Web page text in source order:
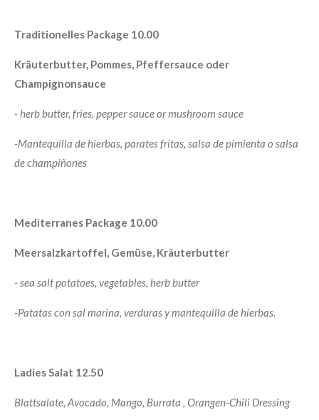
Traditionelles Package 10.00
Kräuterbutter, Pommes, Pfeffersauce oder
Champignonsauce
- herb butter, fries, pepper sauce or mushroom sauce
-Mantequilla de hierbas, parates fritas, salsa de pimienta o salsa
de champiñones
Mediterranes Package 10.00
Meersalzkartoffel, Gemüse, Kräuterbutter
- sea ​​salt potatoes, vegetables, herb butter
-Patatas con sal marina, verduras y mantequilla de hierbas.
Ladies Salat 12.50
Blattsalate, Avocado, Mango, Burrata , Orangen-Chili Dressing